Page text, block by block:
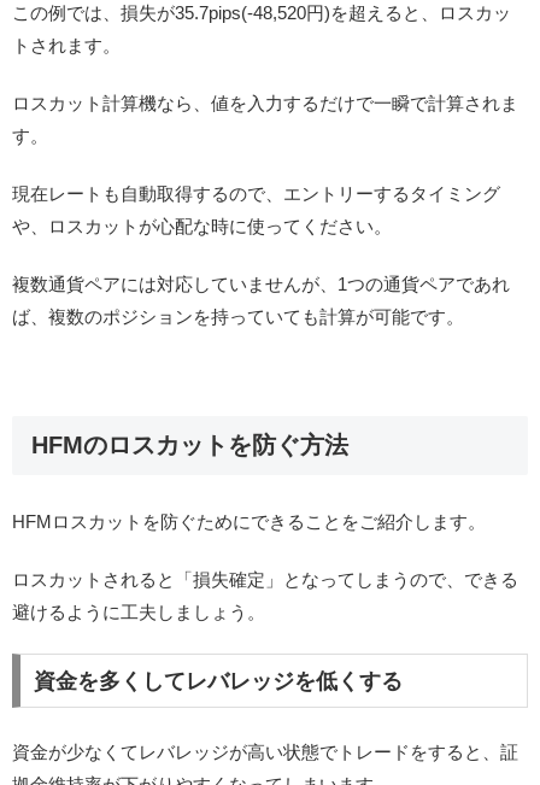
この例では、損失が35.7pips(-48,520円)を超えると、ロスカッ
トされます。
ロスカット計算機なら、値を入力するだけで一瞬で計算されま
す。
現在レートも自動取得するので、エントリーするタイミング
や、ロスカットが心配な時に使ってください。
複数通貨ペアには対応していませんが、1つの通貨ペアであれ
ば、複数のポジションを持っていても計算が可能です。
HFMのロスカットを防ぐ方法
HFMロスカットを防ぐためにできることをご紹介します。
ロスカットされると「損失確定」となってしまうので、できる
避けるように工夫しましょう。
資金を多くしてレバレッジを低くする
資金が少なくてレバレッジが高い状態でトレードをすると、証